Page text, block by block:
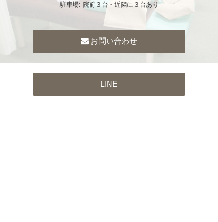
駐車場: 院前３台・近隣に３台あり
お問い合わせ
LINE